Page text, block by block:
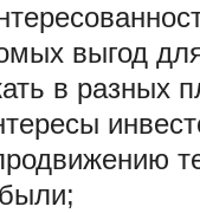
выгод
в разных